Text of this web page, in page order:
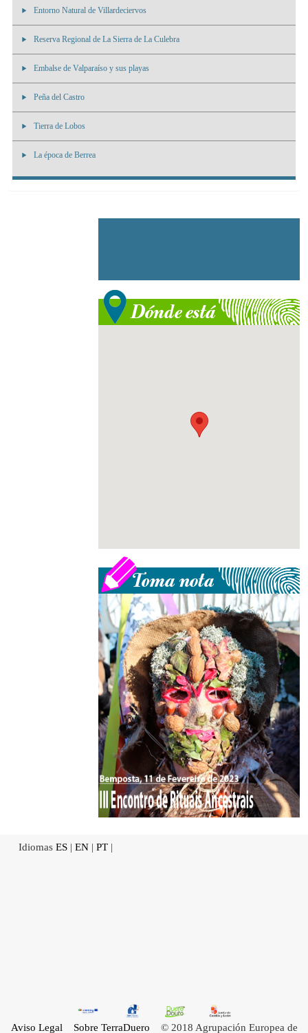
Entorno Natural de Villardeciervos
Reserva Regional de La Sierra de La Culebra
Embalse de Valparaíso y sus playas
Peña del Castro
Tierra de Lobos
La época de Berrea
Idiomas ES | EN | PT |
Aviso Legal Sobre TerraDuero © 2018 Agrupación Europea de